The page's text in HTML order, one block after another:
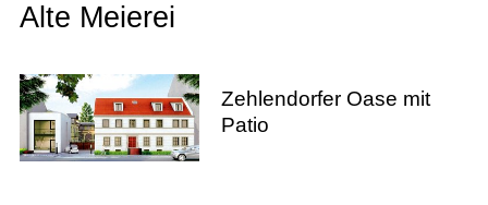
Alte Meierei
Zehlendorfer Oase mit
Patio